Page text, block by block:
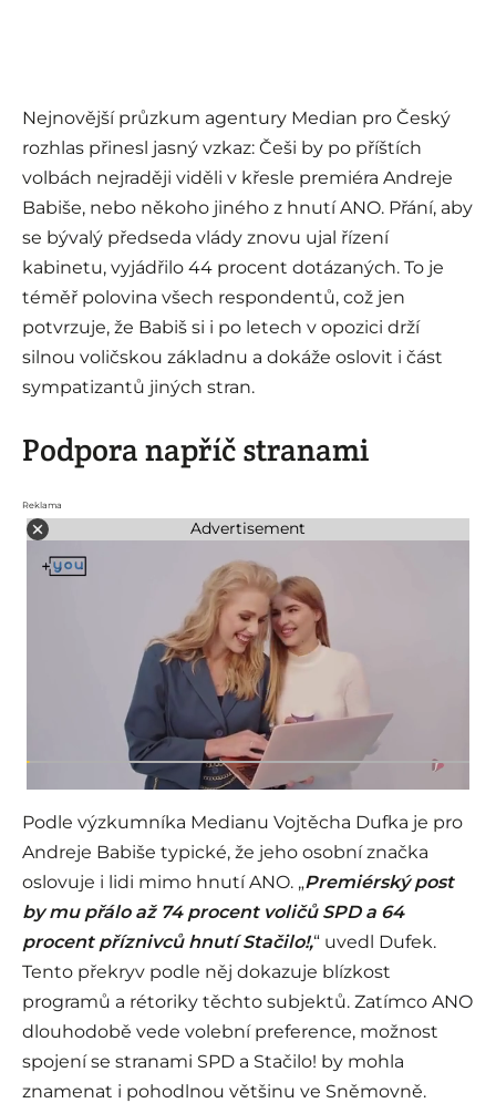
Nejnovější průzkum agentury Median pro Český
rozhlas přinesl jasný vzkaz: Češi by po příštích
volbách nejraději viděli v křesle premiéra Andreje
Babiše, nebo někoho jiného z hnutí ANO. Přání, aby
se bývalý předseda vlády znovu ujal řízení
kabinetu, vyjádřilo 44 procent dotázaných. To je
téměř polovina všech respondentů, což jen
potvrzuje, že Babiš si i po letech v opozici drží
silnou voličskou základnu a dokáže oslovit i část
sympatizantů jiných stran.
Podpora napříč stranami
Reklama
Advertisement
Podle výzkumníka Medianu Vojtěcha Dufka je pro
Andreje Babiše typické, že jeho osobní značka
oslovuje i lidi mimo hnutí ANO. „Premiérský post
by mu přálo až 74 procent voličů SPD a 64
procent příznivců hnutí Stačilo!,“ uvedl Dufek.
Tento překryv podle něj dokazuje blízkost
programů a rétoriky těchto subjektů. Zatímco ANO
dlouhodobě vede volební preference, možnost
spojení se stranami SPD a Stačilo! by mohla
znamenat i pohodlnou většinu ve Sněmovně.